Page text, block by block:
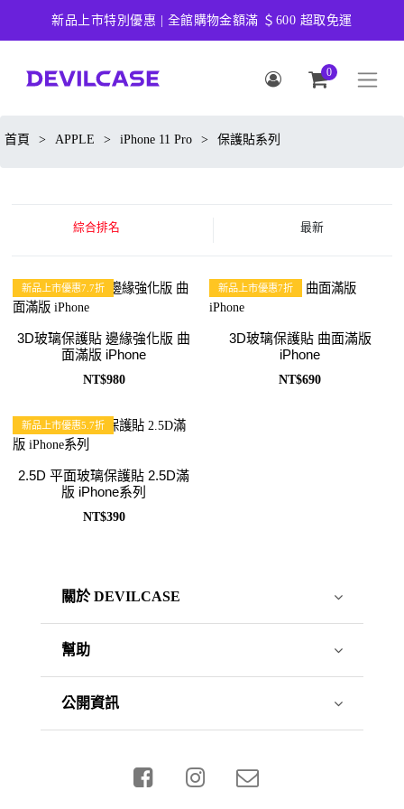
新品上市特別優惠 | 全館購物金額滿 ＄600 超取免運
0
首頁 > APPLE > iPhone 11 Pro > 保護貼系列
綜合排名 最新
新品上市優惠7.7折
3D玻璃保護貼 邊緣強化版 曲
面滿版 iPhone
NT$980
新品上市優惠7折
3D玻璃保護貼 曲面滿版
iPhone
NT$690
新品上市優惠5.7折
2.5D 平面玻璃保護貼 2.5D滿
版 iPhone系列
NT$390
關於 DEVILCASE
幫助
公開資訊